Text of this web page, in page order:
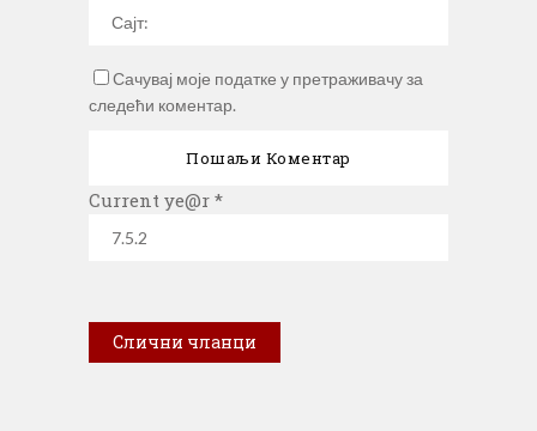
Сачувај моје податке у претраживачу за
следећи коментар.
Current ye@r *
Слични чланци